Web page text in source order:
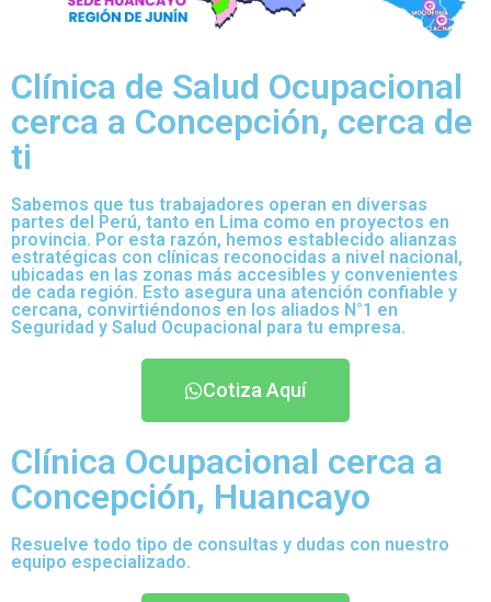
Clínica de Salud Ocupacional
cerca a Concepción, cerca de
ti
Sabemos que tus trabajadores operan en diversas
partes del Perú, tanto en Lima como en proyectos en
provincia. Por esta razón, hemos establecido alianzas
estratégicas con clínicas reconocidas a nivel nacional,
ubicadas en las zonas más accesibles y convenientes
de cada región. Esto asegura una atención confiable y
cercana, convirtiéndonos en los aliados N°1 en
Seguridad y Salud Ocupacional para tu empresa.
Cotiza Aquí
Clínica Ocupacional cerca a
Concepción, Huancayo
Resuelve todo tipo de consultas y dudas con nuestro
equipo especializado.